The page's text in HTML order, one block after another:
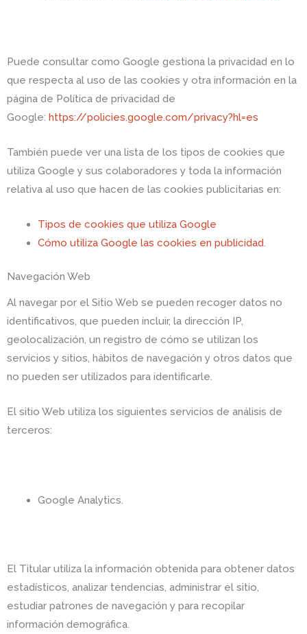
Puede consultar como Google gestiona la privacidad en lo
que respecta al uso de las cookies y otra información en la
página de Política de privacidad de
Google: https://policies.google.com/privacy?hl=es
También puede ver una lista de los tipos de cookies que
utiliza Google y sus colaboradores y toda la información
relativa al uso que hacen de las cookies publicitarias en:
Tipos de cookies que utiliza Google
Cómo utiliza Google las cookies en publicidad.
Navegación Web
Al navegar por el Sitio Web se pueden recoger datos no
identificativos, que pueden incluir, la dirección IP,
geolocalización, un registro de cómo se utilizan los
servicios y sitios, hábitos de navegación y otros datos que
no pueden ser utilizados para identificarle.
El sitio Web utiliza los siguientes servicios de análisis de
terceros:
Google Analytics.
El Titular utiliza la información obtenida para obtener datos
estadísticos, analizar tendencias, administrar el sitio,
estudiar patrones de navegación y para recopilar
información demográfica.